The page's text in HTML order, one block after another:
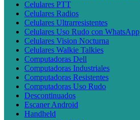
Celulares PTT
Celulares Radios
Celulares Ultrarresistentes
Celulares Uso Rudo con WhatsApp
Celulares Vision Nocturna
Celulares Walkie Talkies
Computadoras Dell
Computadoras Industriales
Computadoras Resistentes
Computadoras Uso Rudo
Descontinuados
Escaner Android
Handheld